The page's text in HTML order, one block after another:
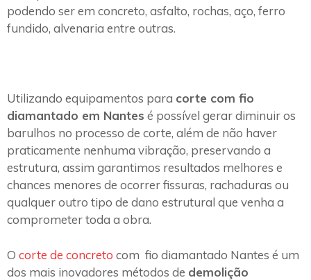
podendo ser em concreto, asfalto, rochas, aço, ferro
fundido, alvenaria entre outras.
Utilizando equipamentos para corte com fio
diamantado em Nantes é possível gerar diminuir os
barulhos no processo de corte, além de não haver
praticamente nenhuma vibração, preservando a
estrutura, assim garantimos resultados melhores e
chances menores de ocorrer fissuras, rachaduras ou
qualquer outro tipo de dano estrutural que venha a
comprometer toda a obra.
O corte de concreto com fio diamantado Nantes é um
dos mais inovadores métodos de demolição